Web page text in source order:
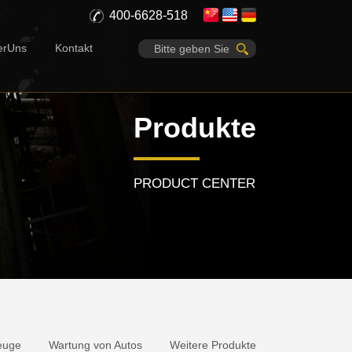
400-6628-518
Kontakt
Produkte
PRODUCT CENTER
Wartung von Autos Weitere Produkte